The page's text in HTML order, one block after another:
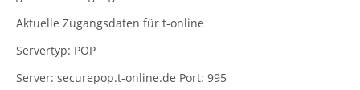
Aktuelle Zugangsdaten für t-online
Servertyp: POP
Server: securepop.t-online.de Port: 995